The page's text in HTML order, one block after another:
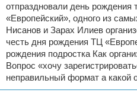
отпраздновали день рождения
«Европейский», одного из
Нисанов и Зарах Илиев
честь дня рождения ТЦ
рождения подростка Как
Вопрос «хочу
неправильный формат а какой